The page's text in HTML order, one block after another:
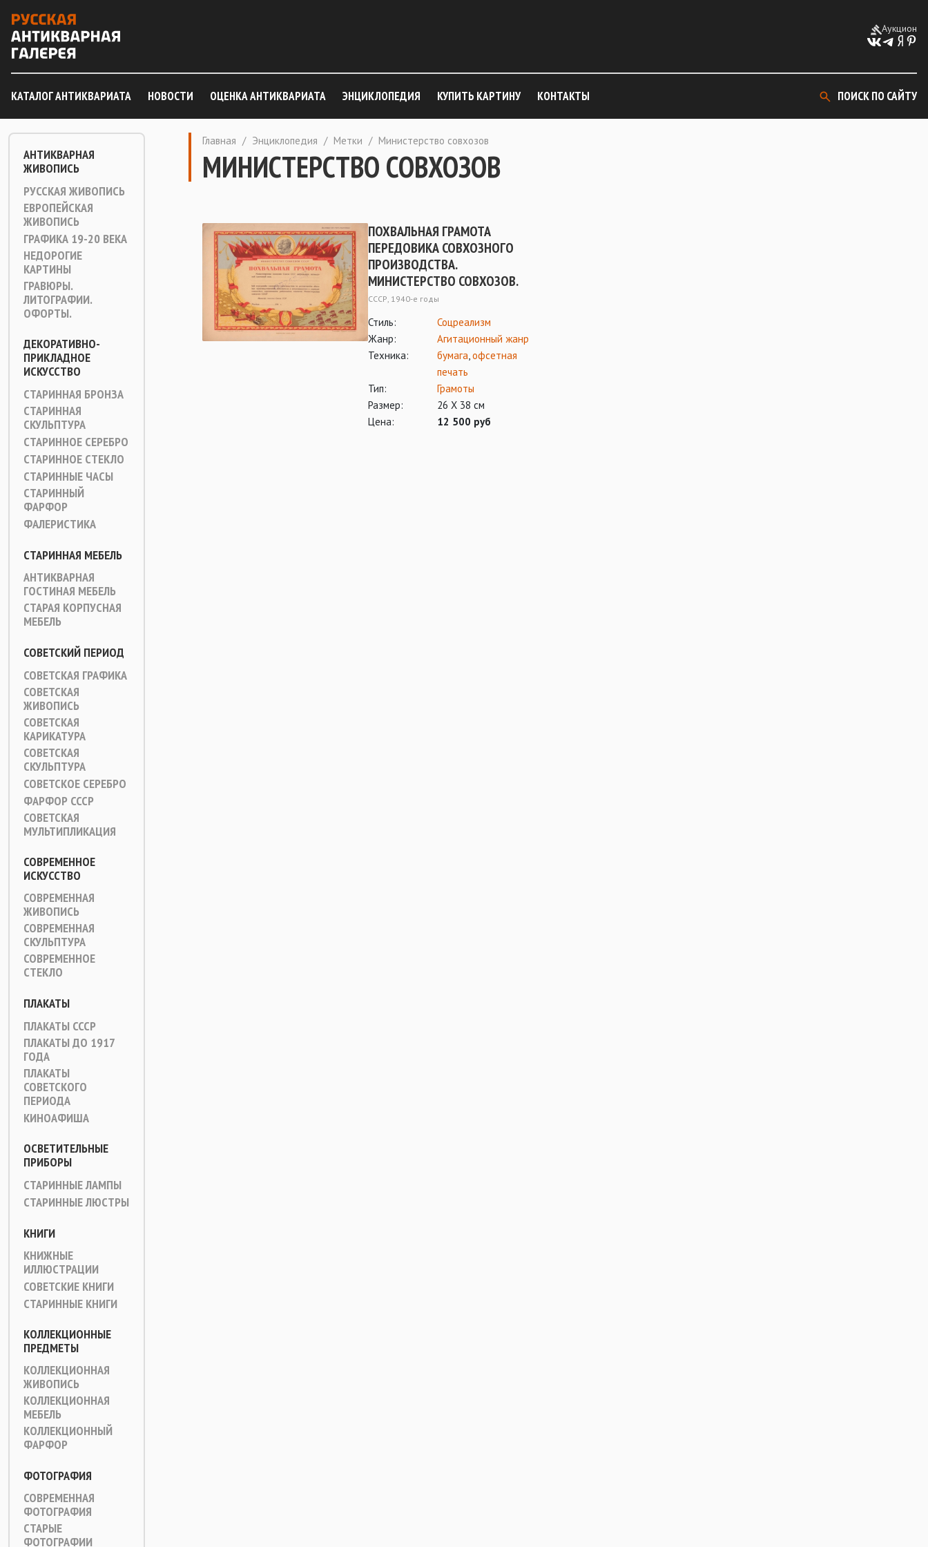
Аукцион
КАТАЛОГ АНТИКВАРИАТА НОВОСТИ ОЦЕНКА АНТИКВАРИАТА ЭНЦИКЛОПЕДИЯ КУПИТЬ КАРТИНУ КОНТАКТЫ ПОИСК ПО САЙТУ
АНТИКВАРНАЯ
ЖИВОПИСЬ
РУССКАЯ ЖИВОПИСЬ
ЕВРОПЕЙСКАЯ
ЖИВОПИСЬ
ГРАФИКА 19-20 ВЕКА
НЕДОРОГИЕ
КАРТИНЫ
ГРАВЮРЫ.
ЛИТОГРАФИИ.
ОФОРТЫ.
ДЕКОРАТИВНО-
ПРИКЛАДНОЕ
ИСКУССТВО
СТАРИННАЯ БРОНЗА
СТАРИННАЯ
СКУЛЬПТУРА
СТАРИННОЕ СЕРЕБРО
СТАРИННОЕ СТЕКЛО
СТАРИННЫЕ ЧАСЫ
СТАРИННЫЙ
ФАРФОР
ФАЛЕРИСТИКА
СТАРИННАЯ МЕБЕЛЬ
АНТИКВАРНАЯ
ГОСТИНАЯ МЕБЕЛЬ
СТАРАЯ КОРПУСНАЯ
МЕБЕЛЬ
СОВЕТСКИЙ ПЕРИОД
СОВЕТСКАЯ ГРАФИКА
СОВЕТСКАЯ
ЖИВОПИСЬ
СОВЕТСКАЯ
КАРИКАТУРА
СОВЕТСКАЯ
СКУЛЬПТУРА
СОВЕТСКОЕ СЕРЕБРО
ФАРФОР СССР
СОВЕТСКАЯ
МУЛЬТИПЛИКАЦИЯ
СОВРЕМЕННОЕ
ИСКУССТВО
СОВРЕМЕННАЯ
ЖИВОПИСЬ
СОВРЕМЕННАЯ
СКУЛЬПТУРА
СОВРЕМЕННОЕ
СТЕКЛО
ПЛАКАТЫ
ПЛАКАТЫ СССР
ПЛАКАТЫ ДО 1917
ГОДА
ПЛАКАТЫ
СОВЕТСКОГО
ПЕРИОДА
КИНОАФИША
ОСВЕТИТЕЛЬНЫЕ
ПРИБОРЫ
СТАРИННЫЕ ЛАМПЫ
СТАРИННЫЕ ЛЮСТРЫ
КНИГИ
КНИЖНЫЕ
ИЛЛЮСТРАЦИИ
СОВЕТСКИЕ КНИГИ
СТАРИННЫЕ КНИГИ
КОЛЛЕКЦИОННЫЕ
ПРЕДМЕТЫ
КОЛЛЕКЦИОННАЯ
ЖИВОПИСЬ
КОЛЛЕКЦИОННАЯ
МЕБЕЛЬ
КОЛЛЕКЦИОННЫЙ
ФАРФОР
ФОТОГРАФИЯ
СОВРЕМЕННАЯ
ФОТОГРАФИЯ
СТАРЫЕ
ФОТОГРАФИИ
Главная / Энциклопедия / Метки / Министерство совхозов
МИНИСТЕРСТВО СОВХОЗОВ
ПОХВАЛЬНАЯ ГРАМОТА
ПЕРЕДОВИКА СОВХОЗНОГО
ПРОИЗВОДСТВА.
МИНИСТЕРСТВО СОВХОЗОВ.
СССР, 1940-е годы
Стиль:
Соцреализм
Жанр:
Агитационный жанр
Техника:
бумага,офсетная
печать
Тип:
Грамоты
Размер:
26 Х 38 см
Цена:
12 500 руб